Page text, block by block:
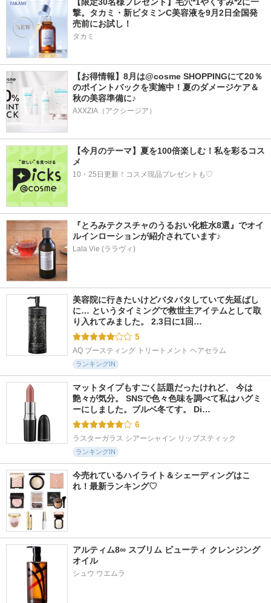
撃。タカミ・新ビタミンC美容液を9月2日全国発
売前にお試し！
タカミ
【お得情報】8月は@cosme SHOPPINGにて20％
のポイントバックを実施中！夏のダメージケア＆
秋の美容準備に♪
AXXZIA（アクシージア）
【今月のテーマ】夏を100倍楽しむ！私を彩るコス
メ
10・25日更新！コスメ現品プレゼントも♡
『とろみテクスチャのうるおい化粧水8選』でオイ
ルインローションが紹介されています♪
Lala Vie (ララヴィ)
美容院に行きたいけどバタバタしていて先延ばし
に… というタイミングで救世主アイテムとして取
り入れてみました。 2.3日に1回…
5
AQ ブースティング トリートメント ヘアセラム
ランキングIN
マットタイプもすごく話題だったけれど、 今は
艶々が気分。 SNSで色々色味を調べて私はハグミ
ーにしました。ブルベ冬てす。 Di…
6
ラスターガラス シアーシャイン リップスティック
ランキングIN
今売れているハイライト＆シェーディングはこ
れ！最新ランキング♡
アルティム8∞ スブリム ビューティ クレンジング
オイル
シュウ ウエムラ